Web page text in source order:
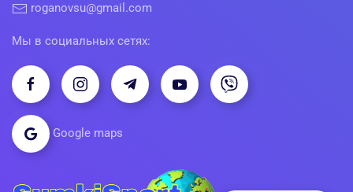
roganovsu@gmail.com
Мы в социальных сетях:
Google maps